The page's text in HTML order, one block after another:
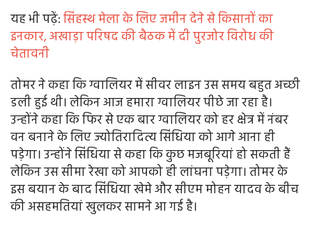
यह भी पढ़ें:सिंहस्थ मेला के लिए जमीन देने से किसानों का
इनकार, अखाड़ा परिषद की बैठक में दी पुरजोर विरोध की
चेतावनी
तोमर ने कहा कि ग्वालियर में सीवर लाइन उस समय बहुत अच्छी
डली हुई थी। लेकिन आज हमारा ग्वालियर पीछे जा रहा है।
उन्होंने कहा कि फिर से एक बार ग्वालियर को हर क्षेत्र में नंबर
वन बनाने के लिए ज्योतिरादित्य सिंधिया को आगे आना ही
पड़ेगा। उन्होंने सिंधिया से कहा कि कुछ मजबूरियां हो सकती हैं
लेकिन उस सीमा रेखा को आपको ही लांघना पड़ेगा। तोमर के
इस बयान के बाद सिंधिया खेमे और सीएम मोहन यादव के बीच
की असहमतियां खुलकर सामने आ गई है।